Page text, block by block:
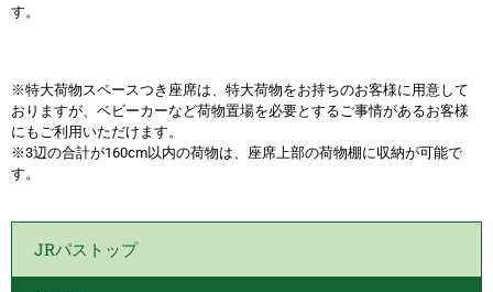
す。
※特大荷物スペースつき座席は、特大荷物をお持ちのお客様に用意して
おりますが、ベビーカーなど荷物置場を必要とするご事情があるお客様
にもご利用いただけます。
※3辺の合計が160cm以内の荷物は、座席上部の荷物棚に収納が可能で
す。
JRパストップ